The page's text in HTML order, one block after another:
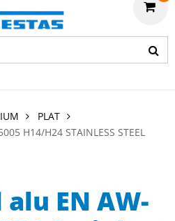
PLAT
H14/H24 STAINLESS STEEL
EN AW-